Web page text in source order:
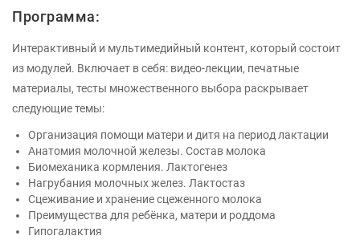
Программа:
Интерактивный и мультимедийный контент, который состоит
из модулей. Включает в себя: видео-лекции, печатные
материалы, тесты множественного выбора раскрывает
следующие темы:
Организация помощи матери и дитя на период лактации
Анатомия молочной железы. Состав молока
Биомеханика кормления. Лактогенез
Нагрубания молочных желез. Лактостаз
Сцеживание и хранение сцеженного молока
Преимущества для ребёнка, матери и роддома
Гипогалактия